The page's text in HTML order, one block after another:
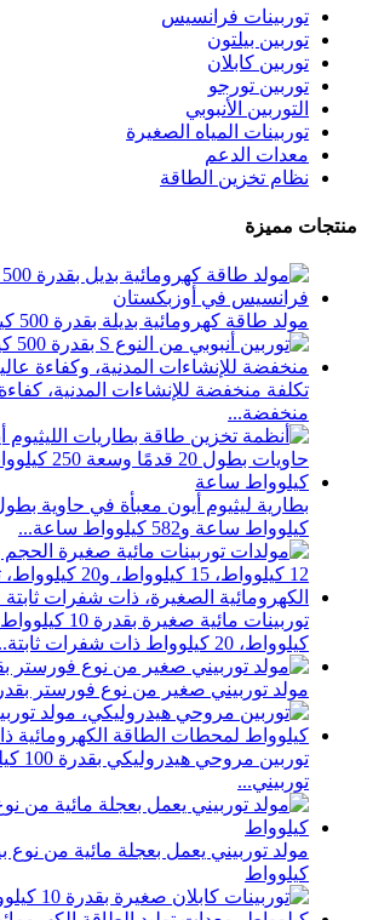
توربينات فرانسيس
توربين بيلتون
توربين كابلان
توربين تورجو
التوربين الأنبوبي
توربينات المياه الصغيرة
معدات الدعم
نظام تخزين الطاقة
منتجات مميزة
مولد طاقة كهرومائية بديلة بقدرة 500 كيلوواط...
تكلفة منخفضة للإنشاءات المدنية،
منخفضة...
كيلوواط ساعة و582 كيلوواط ساعة...
كيلوواط، 20 كيلوواط ذات شفرات ثابتة...
مولد توربيني صغير من نوع فورستر بقدرة 2×40
توربيني...
كيلوواط